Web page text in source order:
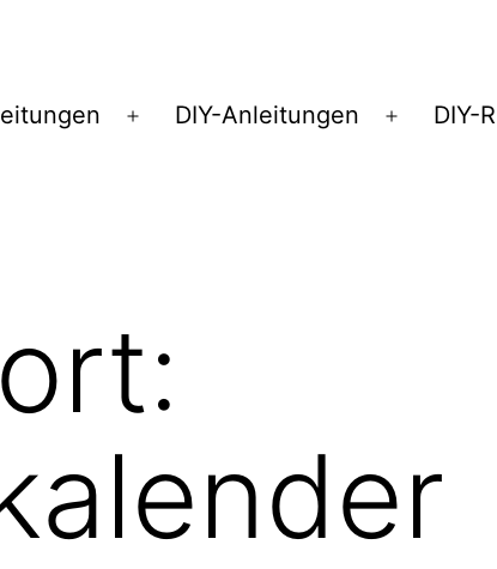
Menü
DIY-Anleitungen
Menü
DIY-